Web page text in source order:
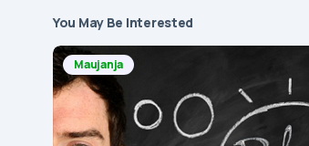
You May Be Interested
Maujanja